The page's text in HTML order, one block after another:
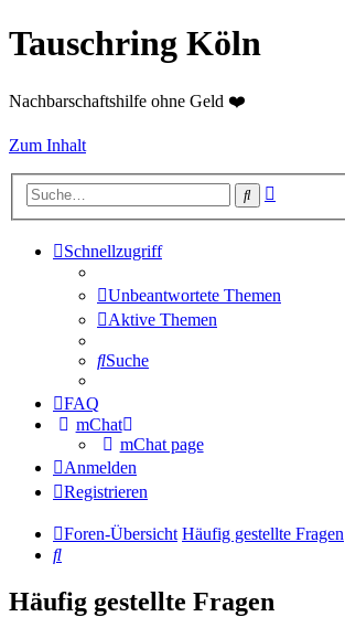
Tauschring Köln
Nachbarschaftshilfe ohne Geld ❤️
Zum Inhalt
Suche
Schnellzugriff
Unbeantwortete Themen
Aktive Themen
Suche
FAQ
mChat
mChat page
Anmelden
Registrieren
Foren-Übersicht Häufig gestellte Fragen
Suche
Häufig gestellte Fragen